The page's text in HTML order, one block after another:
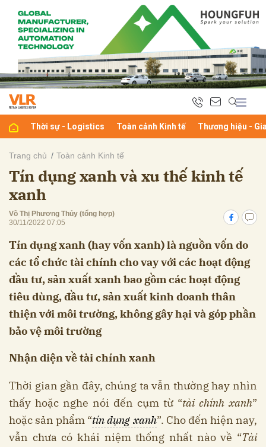
Thời sự - Logistics Toàn cảnh Kinh tế Thương hiệu -
Trang chủ Toàn cảnh Kinh tế
Tín dụng xanh và xu thế kinh tế
xanh
Võ Thị Phương Thủy (tổng hợp)
30/11/2022 07:05
Tín dụng xanh (hay vốn xanh) là nguồn vốn do
các tổ chức tài chính cho vay với các hoạt động
đầu tư, sản xuất xanh bao gồm các hoạt động
tiêu dùng, đầu tư, sản xuất kinh doanh thân
thiện với môi trường, không gây hại và góp phần
bảo vệ môi trường
Nhận diện về tài chính xanh
Thời gian gần đây, chúng ta vẫn thường hay nhìn
thấy hoặc nghe nói đến cụm từ “tài chính xanh”
hoặc sản phẩm “tín dụng xanh”. Cho đến hiện nay,
vẫn chưa có khái niệm thống nhất nào về “Tài
luận
Hủy